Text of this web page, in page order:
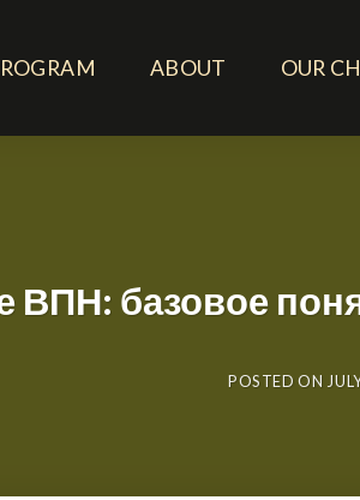
ABOUT OUR
ВПН: базовое
POSTED ON